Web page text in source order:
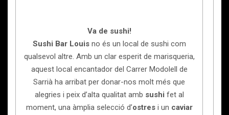
Va de sushi!
Sushi Bar Louisno és un local de sushi com
qualsevol altre. Amb un clar esperit de marisqueria,
aquest local encantador del Carrer Modolell de
Sarrià ha arribat per donar-nos molt més que
alegries i peix d’alta qualitat amb sushi fet al
moment, una àmplia selecció d’ostresi un caviar